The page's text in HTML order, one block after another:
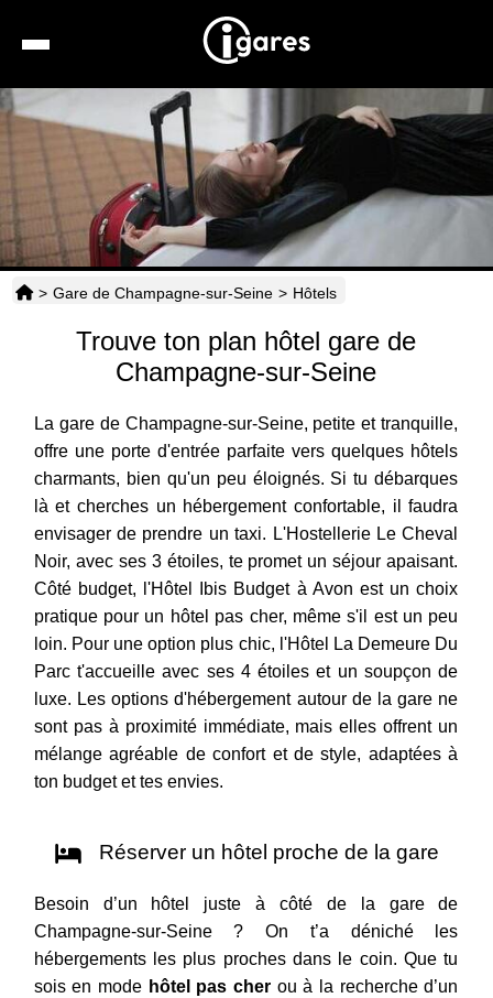
Location de voiture
Hôtels
Taxis
> Gare de Champagne-sur-Seine > Hôtels
Trouve ton plan hôtel gare de
Champagne-sur-Seine
La gare de Champagne-sur-Seine, petite et tranquille,
offre une porte d'entrée parfaite vers quelques hôtels
charmants, bien qu'un peu éloignés. Si tu débarques
là et cherches un hébergement confortable, il faudra
envisager de prendre un taxi. L'Hostellerie Le Cheval
Noir, avec ses 3 étoiles, te promet un séjour apaisant.
Côté budget, l'Hôtel Ibis Budget à Avon est un choix
pratique pour un hôtel pas cher, même s'il est un peu
loin. Pour une option plus chic, l'Hôtel La Demeure Du
Parc t'accueille avec ses 4 étoiles et un soupçon de
luxe. Les options d'hébergement autour de la gare ne
sont pas à proximité immédiate, mais elles offrent un
mélange agréable de confort et de style, adaptées à
ton budget et tes envies.
Réserver un hôtel proche de la gare
Besoin d’un hôtel juste à côté de la gare de
Champagne-sur-Seine ? On t’a déniché les
hébergements les plus proches dans le coin. Que tu
sois en mode hôtel pas cher ou à la recherche d’un